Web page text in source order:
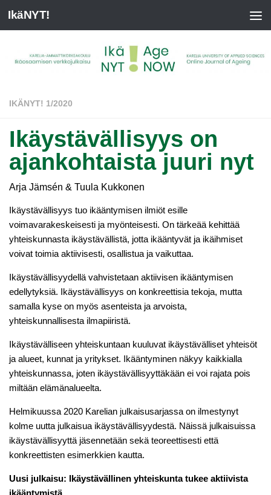
IkäNYT!
IKÄNYT! 1/2020
Ikäystävällisyys on
ajankohtaista juuri nyt
Arja Jämsén & Tuula Kukkonen
Ikäystävällisyys tuo ikääntymisen ilmiöt esille
voimavarakeskeisesti ja myönteisesti. On tärkeää kehittää
yhteiskunnasta ikäystävällistä, jotta ikääntyvät ja ikäihmiset
voivat toimia aktiivisesti, osallistua ja vaikuttaa.
Ikäystävällisyydellä vahvistetaan aktiivisen ikääntymisen
edellytyksiä. Ikäystävällisyys on konkreettisia tekoja, mutta
samalla kyse on myös asenteista ja arvoista,
yhteiskunnallisesta ilmapiiristä.
Ikäystävälliseen yhteiskuntaan kuuluvat ikäystävälliset yhteisöt
ja alueet, kunnat ja yritykset. Ikääntyminen näkyy kaikkialla
yhteiskunnassa, joten ikäystävällisyyttäkään ei voi rajata pois
miltään elämänalueelta.
Helmikuussa 2020 Karelian julkaisusarjassa on ilmestynyt
kolme uutta julkaisua ikäystävällisyydestä. Näissä julkaisuissa
ikäystävällisyyttä jäsennetään sekä teoreettisesti että
konkreettisten esimerkkien kautta.
Uusi julkaisu: Ikäystävällinen yhteiskunta tukee aktiivista